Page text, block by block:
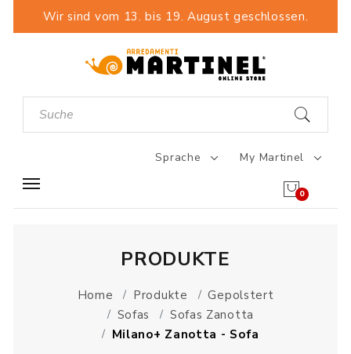
Wir sind vom 13. bis 19. August geschlossen.
Sprache My Martinel
0
PRODUKTE
Home Produkte
Gepolstert
Sofas
Sofas Zanotta
Milano+ Zanotta - Sofa